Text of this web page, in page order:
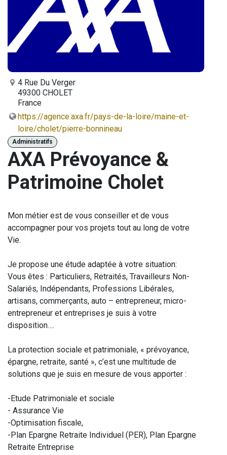
4 Rue Du Verger
49300 CHOLET
France
https://agence.axa.fr/pays-de-la-loire/maine-et-
loire/cholet/pierre-bonnineau
Administratifs
AXA Prévoyance &
Patrimoine Cholet
Mon métier est de vous conseiller et de vous
accompagner pour vos projets tout au long de votre
Vie.
Je propose une étude adaptée à votre situation:
Vous êtes : Particuliers, Retraités, Travailleurs Non-
Salariés, Indépendants, Professions Libérales,
artisans, commerçants, auto – entrepreneur, micro-
entrepreneur et entreprises je suis à votre
disposition….
La protection sociale et patrimoniale, « prévoyance,
épargne, retraite, santé », c’est une multitude de
solutions que je suis en mesure de vous apporter :
-Etude Patrimoniale et sociale
- Assurance Vie
-Optimisation fiscale,
-Plan Epargne Retraite Individuel (PER), Plan Epargne
Retraite Entreprise